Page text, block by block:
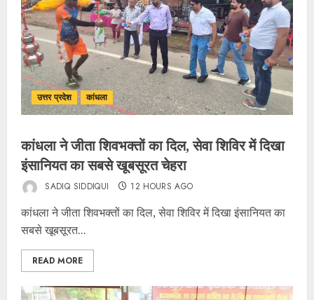
उत्तर प्रदेश कांधला
कांधला ने जीता शिवभक्तों का दिल, सेवा शिविर में दिखा
इंसानियत का सबसे खूबसूरत चेहरा
SADIQ SIDDIQUI 12 HOURS AGO
कांधला ने जीता शिवभक्तों का दिल, सेवा शिविर में दिखा इंसानियत का
सबसे खूबसूरत...
READ MORE